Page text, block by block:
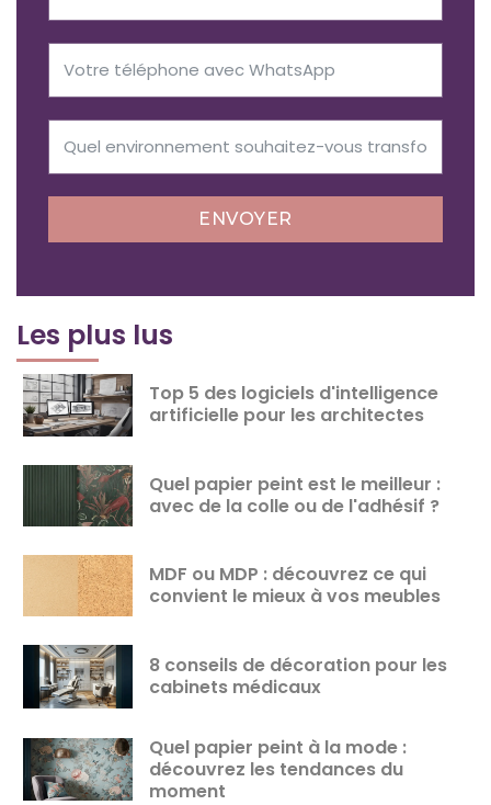
ENVOYER
Les plus lus
Top 5 des logiciels d'intelligence
artificielle pour les architectes
Quel papier peint est le meilleur :
avec de la colle ou de l'adhésif ?
MDF ou MDP : découvrez ce qui
convient le mieux à vos meubles
8 conseils de décoration pour les
cabinets médicaux
Quel papier peint à la mode :
découvrez les tendances du
moment